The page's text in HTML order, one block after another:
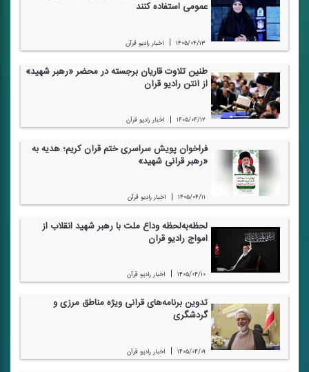
عمومی استفاده كنند
۱۴۰۵/۰۴/۱۳ | اخبار رادیو قرآن
طنین تلاوت قاریان برجسته در محضر «رهبر شهید»
از آنتن رادیو قرآن
۱۴۰۵/۰۴/۱۲ | اخبار رادیو قرآن
فراخوان پویش سراسری ختم قرآن كریم؛ هدیه به
«رهبر قرآنی شهید»
۱۴۰۵/۰۴/۱۱ | اخبار رادیو قرآن
لحظه‌به‌لحظه وداع ملت با رهبر شهید انقلاب از
امواج رادیو قرآن
۱۴۰۵/۰۴/۱۰ | اخبار رادیو قرآن
تدوین برنامه‌های قرآنی ویژه مناطق مرزی و
گردشگری
۱۴۰۵/۰۴/۰۹ | اخبار رادیو قرآن